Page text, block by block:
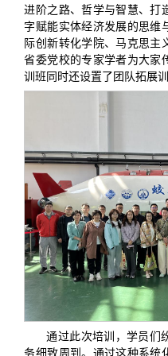
进阶之路、哲学与智慧、打
字赋能实体经济发展的思维
际创新转化学院、马克思主
省委党校的专家学者为大家
训班同时还设置了团队拓展
通过此次培训，学员们
务细致周到。通过这种系统